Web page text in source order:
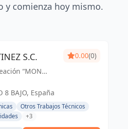
y comienza hoy mismo.
S.C.
“MON
de 25 años de
nuestro
importante de
0.00(0)
8 BAJO, España
Otros Trabajos Técnicos
+3